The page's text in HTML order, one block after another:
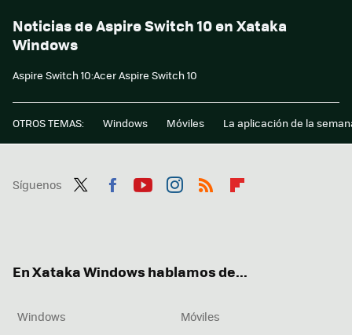
Noticias de Aspire Switch 10 en Xataka
Windows
Aspire Switch 10:Acer Aspire Switch 10
OTROS TEMAS: Windows Móviles La aplicación de la
Síguenos
En Xataka Windows hablamos de...
Windows
Móviles